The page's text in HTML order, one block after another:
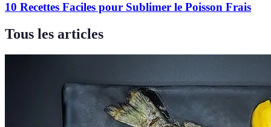
10 Recettes Faciles pour Sublimer le Poisson Frais
Tous les articles